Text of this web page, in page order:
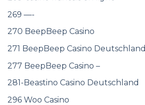
269 —-
270 BeepBeep Casino
271 BeepBeep Casino Deutschland
277 BeepBeep Casino –
281-Beastino Casino Deutschland
296 Woo Casino